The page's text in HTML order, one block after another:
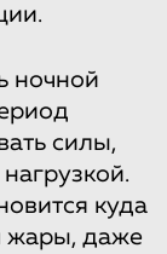
ночной
силы,
куда
жары, даже